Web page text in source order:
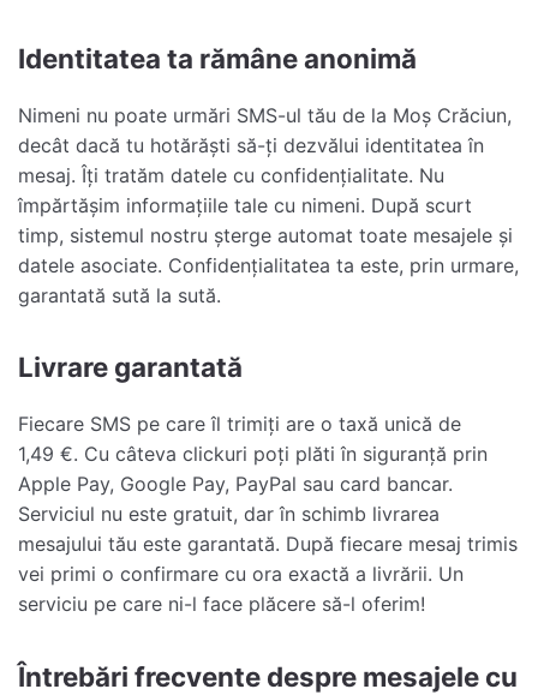
Identitatea ta rămâne anonimă
Nimeni nu poate urmări SMS-ul tău de la Moș Crăciun,
decât dacă tu hotărăști să-ți dezvălui identitatea în
mesaj. Îți tratăm datele cu confidențialitate. Nu
împărtășim informațiile tale cu nimeni. După scurt
timp, sistemul nostru șterge automat toate mesajele și
datele asociate. Confidențialitatea ta este, prin urmare,
garantată sută la sută.
Livrare garantată
Fiecare SMS pe care îl trimiți are o taxă unică de
1,49 €. Cu câteva clickuri poți plăti în siguranță prin
Apple Pay, Google Pay, PayPal sau card bancar.
Serviciul nu este gratuit, dar în schimb livrarea
mesajului tău este garantată. După fiecare mesaj trimis
vei primi o confirmare cu ora exactă a livrării. Un
serviciu pe care ni-l face plăcere să-l oferim!
Întrebări frecvente despre mesajele cu